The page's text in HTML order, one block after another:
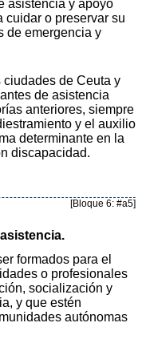
asistencia y apoyo
cuidar o preservar su
de emergencia y
de Ceuta y
de asistencia
anteriores, siempre
y el auxilio
determinante en la
discapacidad.
[Bloque 6: #a5]
formados para el
o profesionales
socialización y
y que estén
autónomas